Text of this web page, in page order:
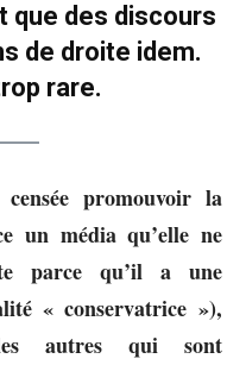
que des discours
de droite idem.
rare.
promouvoir la
un média qu’elle ne
parce qu’il a une
« conservatrice »),
autres qui sont